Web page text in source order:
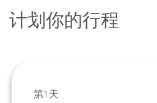
计划你的行程
第1天